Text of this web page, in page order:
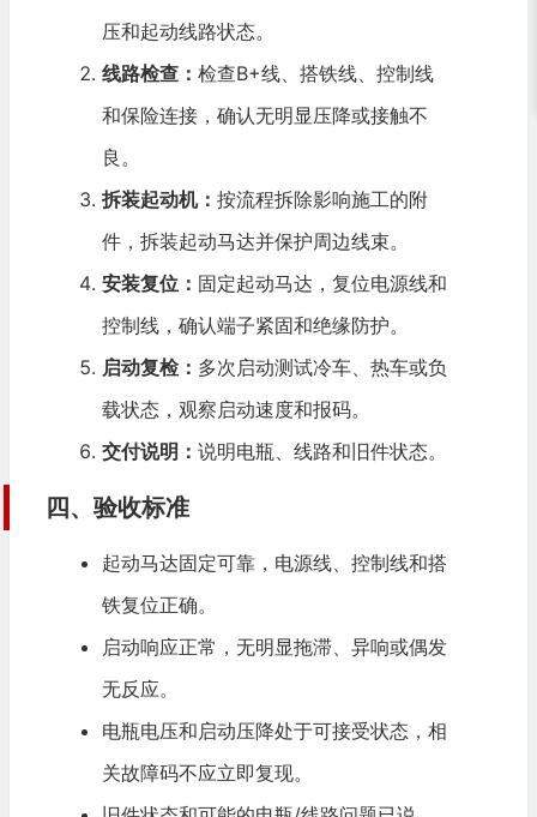
压和起动线路状态。
线路检查： 检查B+线、搭铁线、控制线
和保险连接，确认无明显压降或接触不
良。
拆装起动机： 按流程拆除影响施工的附
件，拆装起动马达并保护周边线束。
安装复位： 固定起动马达，复位电源线和
控制线，确认端子紧固和绝缘防护。
启动复检： 多次启动测试冷车、热车或负
载状态，观察启动速度和报码。
交付说明： 说明电瓶、线路和旧件状态。
四、验收标准
起动马达固定可靠，电源线、控制线和搭
铁复位正确。
启动响应正常，无明显拖滞、异响或偶发
无反应。
电瓶电压和启动压降处于可接受状态，相
关故障码不应立即复现。